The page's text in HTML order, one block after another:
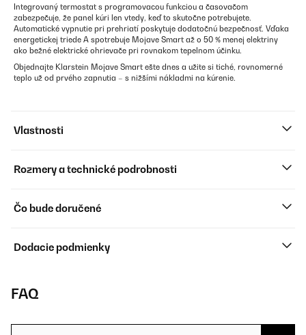
Integrovaný termostat s programovacou funkciou a časovačom
zabezpečuje, že panel kúri len vtedy, keď to skutočne potrebujete.
Automatické vypnutie pri prehriatí poskytuje dodatočnú bezpečnosť. Vďaka
energetickej triede A spotrebuje Mojave Smart až o 50 % menej elektriny
ako bežné elektrické ohrievače pri rovnakom tepelnom účinku.
Objednajte Klarstein Mojave Smart ešte dnes a užite si tiché, rovnomerné
teplo už od prvého zapnutia – s nižšími nákladmi na kúrenie.
Vlastnosti
Rozmery a technické podrobnosti
Čo bude doručené
Dodacie podmienky
FAQ